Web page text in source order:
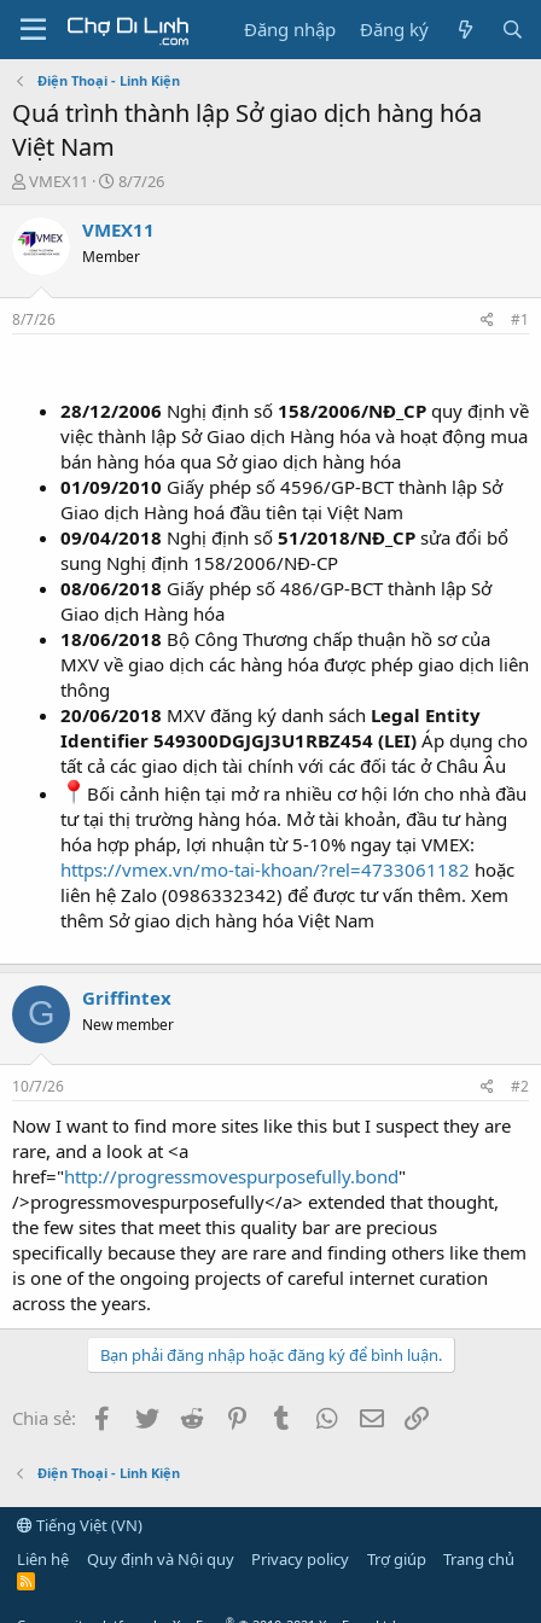
Đăng nhập Đăng ký
Điện Thoại - Linh Kiện
Quá trình thành lập Sở giao dịch hàng hóa
Việt Nam
T
e
s
t
VMEX11
N
à
y
g
8/7/26
VMEX11
Member
8/7/26 #1
28/12/2006 Nghị định số 158/2006/NĐ_CP quy định về
việc thành lập Sở Giao dịch Hàng hóa và hoạt động mua
bán hàng hóa qua Sở giao dịch hàng hóa
01/09/2010 Giấy phép số 4596/GP-BCT thành lập Sở
Giao dịch Hàng hoá đầu tiên tại Việt Nam
09/04/2018 Nghị định số 51/2018/NĐ_CP sửa đổi bổ
sung Nghị định 158/2006/NĐ-CP
08/06/2018 Giấy phép số 486/GP-BCT thành lập Sở
Giao dịch Hàng hóa
18/06/2018 Bộ Công Thương chấp thuận hồ sơ của
MXV về giao dịch các hàng hóa được phép giao dịch liên
thông
20/06/2018 MXV đăng ký danh sách Legal Entity
Identifier 549300DGJGJ3U1RBZ454 (LEI) Áp dụng cho
tất cả các giao dịch tài chính với các đối tác ở Châu Âu
Bối cảnh hiện tại mở ra nhiều cơ hội lớn cho nhà đầu
tư tại thị trường hàng hóa. Mở tài khoản, đầu tư hàng
hóa hợp pháp, lợi nhuận từ 5-10% ngay tại VMEX:
https://vmex.vn/mo-tai-khoan/?rel=4733061182 hoặc
liên hệ Zalo (0986332342) để được tư vấn thêm. Xem
thêm Sở giao dịch hàng hóa Việt Nam
G Griffintex
New member
10/7/26 #2
Now I want to find more sites like this but I suspect they are
rare, and a look at <a
href="http://progressmovespurposefully.bond"
/>progressmovespurposefully</a> extended that thought,
the few sites that meet this quality bar are precious
specifically because they are rare and finding others like them
is one of the ongoing projects of careful internet curation
across the years.
Bạn phải đăng nhập hoặc đăng ký để bình luận.
Chia sẻ: Facebook
Twitter Reddit PinterestTumblr WhatsApp
Email
Điện Thoại - Linh Kiện
Tiếng Việt (VN)
Liên hệ
Quy định và Nội quy Privacy policy Trợ giúp Trang chủ
R